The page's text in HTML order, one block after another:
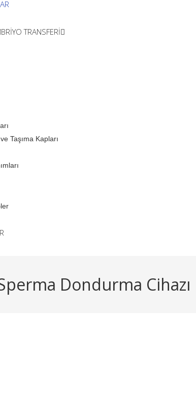
TRANSFERİ
Taşıma Kapları
Dondurma Cihazı